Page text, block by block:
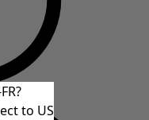
to US